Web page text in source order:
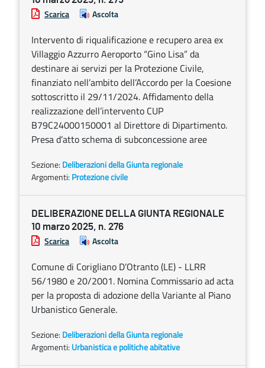
Scarica Ascolta
Intervento di riqualificazione e recupero area ex
Villaggio Azzurro Aeroporto “Gino Lisa” da
destinare ai servizi per la Protezione Civile,
finanziato nell’ambito dell’Accordo per la Coesione
sottoscritto il 29/11/2024. Affidamento della
realizzazione dell’intervento CUP
B79C24000150001 al Direttore di Dipartimento.
Presa d’atto schema di subconcessione aree
Sezione: Deliberazioni della Giunta regionale
Argomenti: Protezione civile
DELIBERAZIONE DELLA GIUNTA REGIONALE
10 marzo 2025, n. 276
Scarica Ascolta
Comune di Corigliano D’Otranto (LE) - LLRR
56/1980 e 20/2001. Nomina Commissario ad acta
per la proposta di adozione della Variante al Piano
Urbanistico Generale.
Sezione: Deliberazioni della Giunta regionale
Argomenti: Urbanistica e politiche abitative